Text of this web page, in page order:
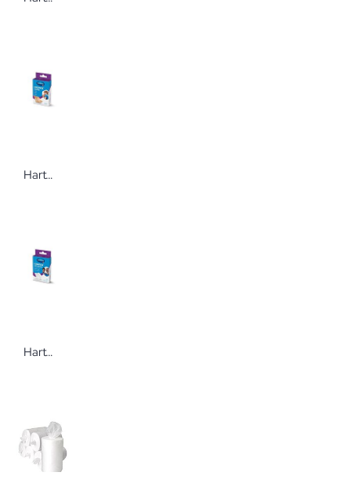
Hartmann Cosmos® flexible 6 cm x 1 m Wundpflaster
Hartmann Cosmos® soft silicone 2 Größen 8 Stück Wundpflaster